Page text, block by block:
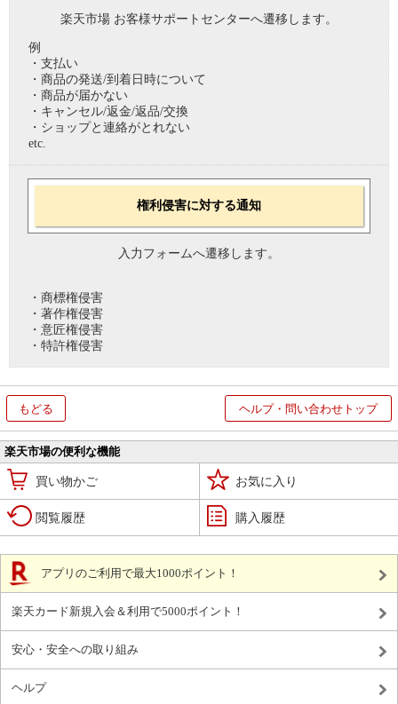
楽天市場 お客様サポートセンターへ遷移します。
例
・支払い
・商品の発送/到着日時について
・商品が届かない
・キャンセル/返金/返品/交換
・ショップと連絡がとれない
etc.
権利侵害に対する通知
入力フォームへ遷移します。
・商標権侵害
・著作権侵害
・意匠権侵害
・特許権侵害
もどる ヘルプ・問い合わせトップ
楽天市場の便利な機能
買い物かご お気に入り
閲覧履歴 購入履歴
アプリのご利用で最大1000ポイント！
楽天カード新規入会＆利用で5000ポイント！
安心・安全への取り組み
ヘルプ